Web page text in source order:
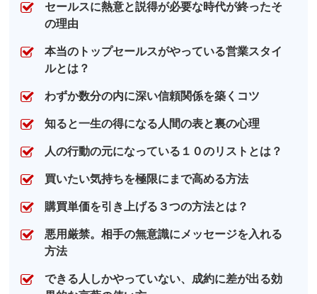
セールスに熱意と説得が必要な時代が終ったそ
の理由
本当のトップセールスがやっている営業スタイ
ルとは？
わずか数分の内に深い信頼関係を築くコツ
知ると一生の得になる人間の表と裏の心理
人の行動の元になっている１０のリストとは？
買いたい気持ちを極限にまで高める方法
購買単価を引き上げる３つの方法とは？
悪用厳禁。相手の無意識にメッセージを入れる
方法
できる人しかやっていない、成約に差が出る効